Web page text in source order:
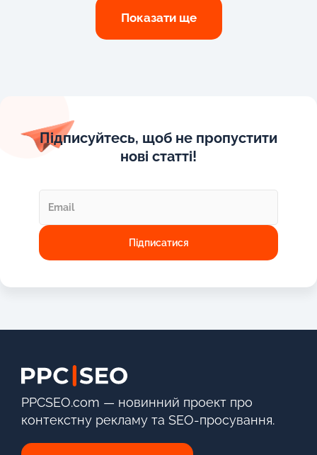
Показати ще
Підписуйтесь, щоб не пропустити
нові статті!
PPCSEO.com — новинний проект про
контекстну рекламу та SEO-просування.